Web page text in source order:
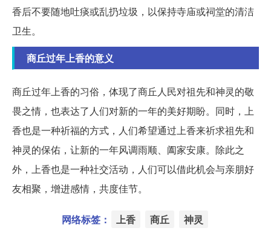
香后不要随地吐痰或乱扔垃圾，以保持寺庙或祠堂的清洁
卫生。
商丘过年上香的意义
商丘过年上香的习俗，体现了商丘人民对祖先和神灵的敬
畏之情，也表达了人们对新的一年的美好期盼。同时，上
香也是一种祈福的方式，人们希望通过上香来祈求祖先和
神灵的保佑，让新的一年风调雨顺、阖家安康。除此之
外，上香也是一种社交活动，人们可以借此机会与亲朋好
友相聚，增进感情，共度佳节。
网络标签： 上香 商丘 神灵